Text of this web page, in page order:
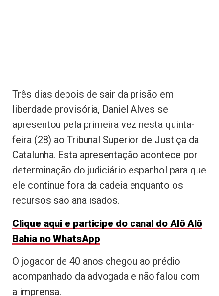
Três dias depois de sair da prisão em
liberdade provisória, Daniel Alves se
apresentou pela primeira vez nesta quinta-
feira (28) ao Tribunal Superior de Justiça da
Catalunha. Esta apresentação acontece por
determinação do judiciário espanhol para que
ele continue fora da cadeia enquanto os
recursos são analisados.
Clique aqui e participe do canal do Alô Alô
Bahia no WhatsApp
O jogador de 40 anos chegou ao prédio
acompanhado da advogada e não falou com
a imprensa.